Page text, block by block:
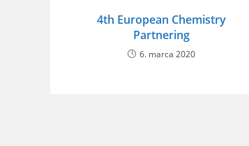
4th European Chemistry
Partnering
6. marca 2020